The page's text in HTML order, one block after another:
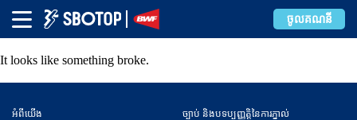
ចូលគណនី
Error
It looks like something broke.
អំពី​​យើង
ច្បាប់ និងបទប្បញ្ញត្តិនៃការភ្នាល់